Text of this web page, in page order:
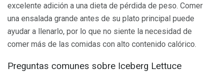
excelente adición a una dieta de pérdida de peso. Comer
una ensalada grande antes de su plato principal puede
ayudar a llenarlo, por lo que no siente la necesidad de
comer más de las comidas con alto contenido calórico.
Preguntas comunes sobre Iceberg Lettuce